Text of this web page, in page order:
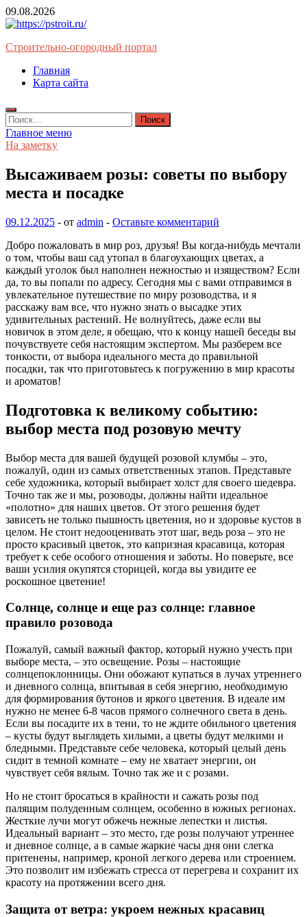
Перейти
к
09.08.2026
Строительно-огородный портал
Главная
Карта сайта
Найти:
Главное меню
На заметку
Высаживаем розы: советы по выбору
места и посадке
09.12.2025 - от admin - Оставьте комментарий
Добро пожаловать в мир роз, друзья! Вы когда-нибудь мечтали
о том, чтобы ваш сад утопал в благоухающих цветах, а
каждый уголок был наполнен нежностью и изяществом? Если
да, то вы попали по адресу. Сегодня мы с вами отправимся в
увлекательное путешествие по миру розоводства, и я
расскажу вам все, что нужно знать о высадке этих
удивительных растений. Не волнуйтесь, даже если вы
новичок в этом деле, я обещаю, что к концу нашей беседы вы
почувствуете себя настоящим экспертом. Мы разберем все
тонкости, от выбора идеального места до правильной
посадки, так что приготовьтесь к погружению в мир красоты
и ароматов!
Подготовка к великому событию:
выбор места под розовую мечту
Выбор места для вашей будущей розовой клумбы – это,
пожалуй, один из самых ответственных этапов. Представьте
себе художника, который выбирает холст для своего шедевра.
Точно так же и мы, розоводы, должны найти идеальное
«полотно» для наших цветов. От этого решения будет
зависеть не только пышность цветения, но и здоровье кустов в
целом. Не стоит недооценивать этот шаг, ведь роза – это не
просто красивый цветок, это капризная красавица, которая
требует к себе особого отношения и заботы. Но поверьте, все
ваши усилия окупятся сторицей, когда вы увидите ее
роскошное цветение!
Солнце, солнце и еще раз солнце: главное
правило розовода
Пожалуй, самый важный фактор, который нужно учесть при
выборе места, – это освещение. Розы – настоящие
солнцепоклонницы. Они обожают купаться в лучах утреннего
и дневного солнца, впитывая в себя энергию, необходимую
для формирования бутонов и яркого цветения. В идеале им
нужно не менее 6-8 часов прямого солнечного света в день.
Если вы посадите их в тени, то не ждите обильного цветения
– кусты будут выглядеть хилыми, а цветы будут мелкими и
бледными. Представьте себе человека, который целый день
сидит в темной комнате – ему не хватает энергии, он
чувствует себя вялым. Точно так же и с розами.
Но не стоит бросаться в крайности и сажать розы под
палящим полуденным солнцем, особенно в южных регионах.
Жесткие лучи могут обжечь нежные лепестки и листья.
Идеальный вариант – это место, где розы получают утреннее
и дневное солнце, а в самые жаркие часы дня они слегка
притенены, например, кроной легкого дерева или строением.
Это позволит им избежать стресса от перегрева и сохранит их
красоту на протяжении всего дня.
Защита от ветра: укроем нежных красавиц